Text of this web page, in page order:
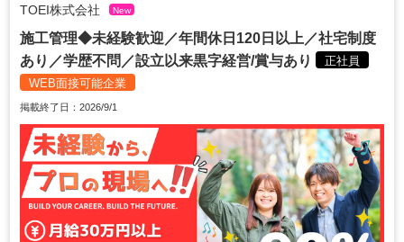
TOEI株式会社 New
施工管理◆未経験歓迎／年間休日120日以上／社宅制度
あり／学歴不問／設立以来黒字経営/賞与あり
正社員
WEB面接可能企業
掲載終了日：2026/9/1